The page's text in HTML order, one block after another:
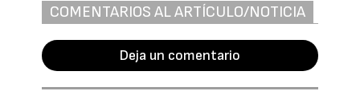
COMENTARIOS AL ARTÍCULO/NOTICIA
Deja un comentario